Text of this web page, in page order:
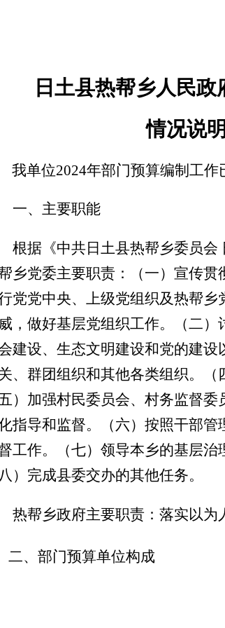
日土县热帮乡人民政
情况说明
我单位2024年部门预算编制工作
一、 主要职能
根据《中共日土县热帮乡委员会
乡党委主要职责：（一）宣传贯
党党中央、上级党组织及热帮
，做好基层党组织工作。（二）
建设、生态文明建设和党的建
、群团组织和其他各类组织。（
）加强村民委员会、村务监督委
指导和监督。（六）按照干部
工作。（七）领导本乡的基层治
）完成县委交办的其他任务。
热帮乡政府主要职责：落实以为
二、部门预算单位构成